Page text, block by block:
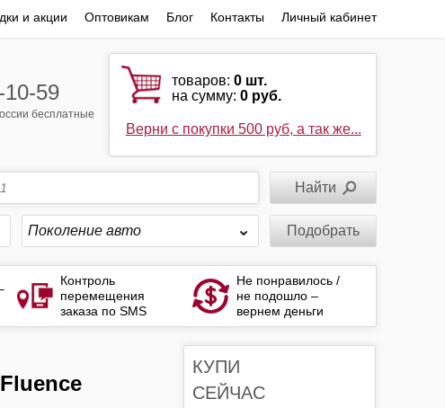
и акции Оптовикам Блог Контакты Личный кабинет
10-59
бесплатные
товаров:0 шт.
на сумму:0 руб.
Верни с покупки 500 руб, а так же...
Поколение авто Подобрать
Контроль
перемещения
заказа по SMS
Не понравилось /
не подошло –
вернем деньги
КУПИ
СЕЙЧАС